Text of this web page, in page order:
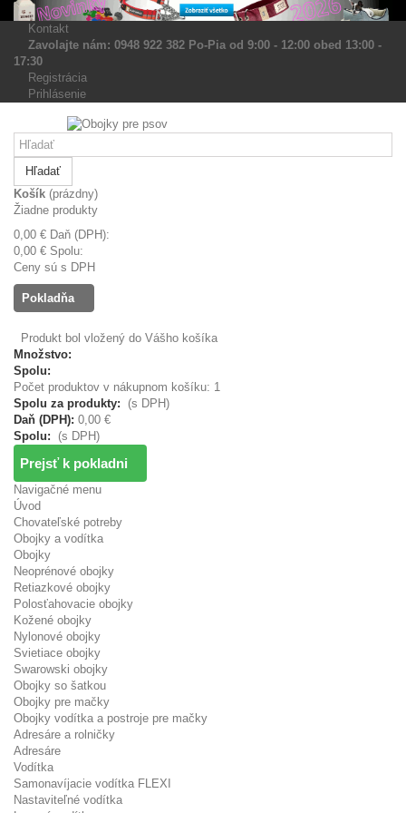
Kontakt
Zavolajte nám: 0948 922 382 Po-Pia od 9:00 - 12:00 obed 13:00 -
17:30
Registrácia
Prihlásenie
Hľadať
Košík (prázdny)
Žiadne produkty
0,00 € Daň (DPH):
0,00 € Spolu:
Ceny sú s DPH
Pokladňa
Produkt bol vložený do Vášho košíka
Množstvo:
Spolu:
Počet produktov v nákupnom košíku: 1
Spolu za produkty:
(s DPH)
Daň (DPH): 0,00 €
Spolu:
(s DPH)
Prejsť k pokladni
Navigačné menu
Úvod
Chovateľské potreby
Obojky a vodítka
Obojky
Neoprénové obojky
Retiazkové obojky
Polosťahovacie obojky
Kožené obojky
Nylonové obojky
Svietiace obojky
Swarowski obojky
Obojky so šatkou
Obojky pre mačky
Obojky vodítka a postroje pre mačky
Adresáre a rolničky
Adresáre
Vodítka
Samonavíjacie vodítka FLEXI
Nastaviteľné vodítka